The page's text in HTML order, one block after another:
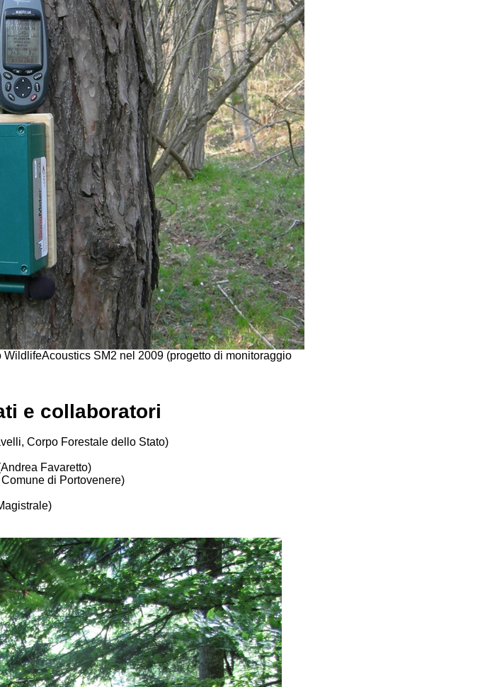
SM2 nel 2009 (progetto di monitoraggio
ti e collaboratori
Corpo Forestale dello Stato)
Favaretto)
di Portovenere)